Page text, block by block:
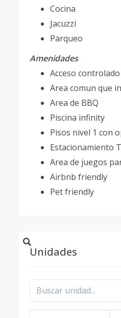
Cocina
Jacuzzi
Parqueo
Amenidades
Acceso controlado
Area comun que
Area de BBQ
Piscina infinity
Pisos nivel 1 con
Estacionamiento
Area de juegos
Airbnb friendly
Pet friendly
Unidades